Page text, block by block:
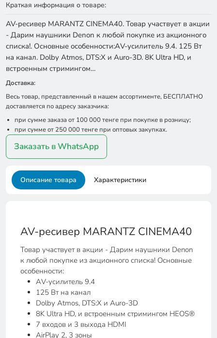
Краткая информация о товаре:
AV-ресивер MARANTZ CINEMA40. Товар участвует в акции
- Дарим наушники Denon к любой покупке из акционного
списка!. Основные особенности:АV-усилитель 9.4. 125 Вт
на канал. Dolby Atmos, DTS:X и Auro-3D. 8K Ultra HD, и
встроенным стримингом…
Доставка:
Весь товар, представленный в нашем ассортименте, БЕСПЛАТНО
доставляется по адресу заказчика:
при сумме заказа от 100 000 тенге при покупке в розницу;
при сумме от 250 000 тенге при оптовых закупках.
Заказать в WhatsApp
Описание товара Характеристики
AV-ресивер MARANTZ CINEMA40
Товар участвует в акции - Дарим наушники Denon
к любой покупке из акционного списка! Основные
особенности:
АV-усилитель 9.4
125 Вт на канал
Dolby Atmos, DTS:X и Auro-3D
8K Ultra HD, и встроенным стримингом HEOS®
7 входов и 3 выхода HDMI
AirPlay 2, 3 зоны